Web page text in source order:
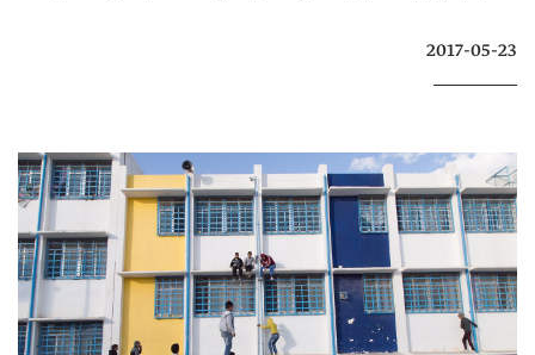
الأرشيف
2017-05-23